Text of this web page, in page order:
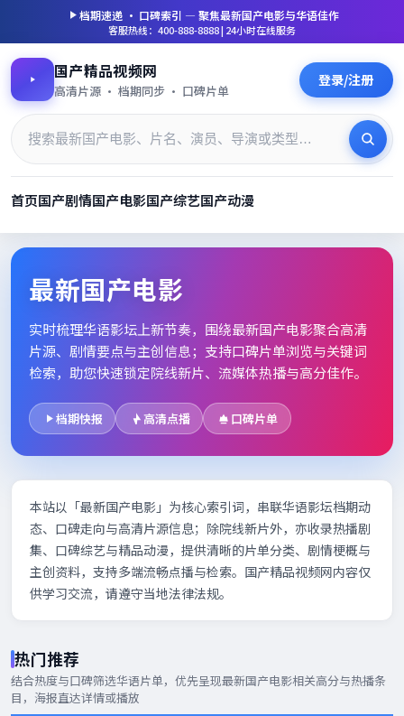
档期速递 · 口碑索引 — 聚焦最新国产电影与华语佳作
客服热线：400-888-8888 | 24小时在线服务
国产精品视频网
高清片源 · 档期同步 · 口碑片单
登录/注册
首页国产剧情国产电影国产综艺国产动漫
最新国产电影_高清片单档期
最新国产电影
实时梳理华语影坛上新节奏，围绕最新国产电影聚合高清
片源、剧情要点与主创信息；支持口碑片单浏览与关键词
检索，助您快速锁定院线新片、流媒体热播与高分佳作。
档期快报 高清点播 口碑片单
本站以「最新国产电影」为核心索引词，串联华语影坛档期动
态、口碑走向与高清片源信息；除院线新片外，亦收录热播剧
集、口碑综艺与精品动漫，提供清晰的片单分类、剧情梗概与
主创资料，支持多端流畅点播与检索。国产精品视频网内容仅
供学习交流，请遵守当地法律法规。
热门推荐
结合热度与口碑筛选华语片单，优先呈现最新国产电影相关高分与热播条
目，海报直达详情或播放